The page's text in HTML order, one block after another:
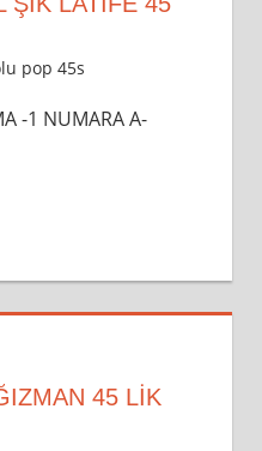
pop 45s
-1 NUMARA A-
45 LIK